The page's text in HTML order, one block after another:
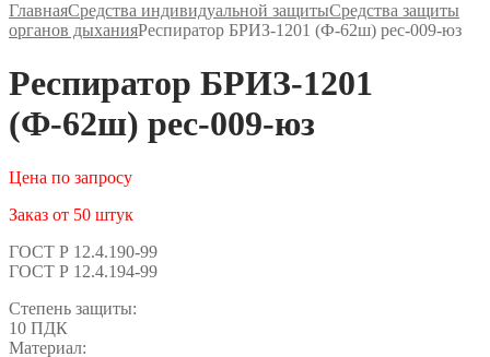
ГлавнаяСредства индивидуальной защитыСредства защиты
органов дыханияРеспиратор БРИЗ-1201 (Ф-62ш) рес-009-юз
Респиратор БРИЗ-1201
(Ф-62ш) рес-009-юз
Цена по запросу
Заказ от 50 штук
ГОСТ Р 12.4.190-99
ГОСТ Р 12.4.194-99
Степень защиты:
10 ПДК
Материал: